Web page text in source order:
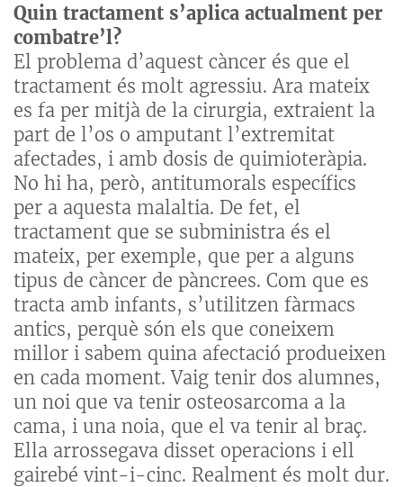
Quin tractament s’aplica actualment per
combatre’l?
El problema d’aquest càncer és que el
tractament és molt agressiu. Ara mateix
es fa per mitjà de la cirurgia, extraient la
part de l’os o amputant l’extremitat
afectades, i amb dosis de quimioteràpia.
No hi ha, però, antitumorals específics
per a aquesta malaltia. De fet, el
tractament que se subministra és el
mateix, per exemple, que per a alguns
tipus de càncer de pàncrees. Com que es
tracta amb infants, s’utilitzen fàrmacs
antics, perquè són els que coneixem
millor i sabem quina afectació produeixen
en cada moment. Vaig tenir dos alumnes,
un noi que va tenir osteosarcoma a la
cama, i una noia, que el va tenir al braç.
Ella arrossegava disset operacions i ell
gairebé vint-i-cinc. Realment és molt dur.